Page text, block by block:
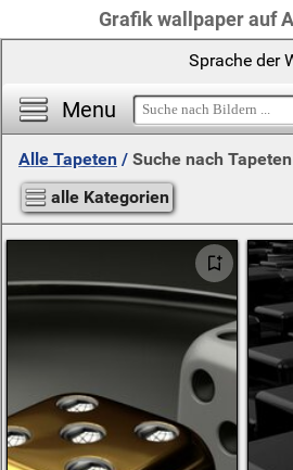
Grafik wallpaper auf
Menu
Sprache der
Alle Tapeten / Suche nach Tapeten
alle Kategorien